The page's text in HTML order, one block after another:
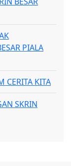
PIALA
CERITA KITA
SKRIN